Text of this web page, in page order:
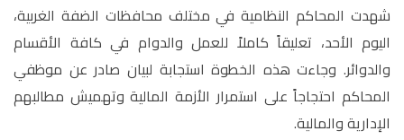
شهدت المحاكم النظامية في مختلف محافظات الضفة الغربية،
اليوم الأحد، تعليقاً كاملاً للعمل والدوام في كافة الأقسام
والدوائر. وجاءت هذه الخطوة استجابة لبيان صادر عن موظفي
المحاكم احتجاجاً على استمرار الأزمة المالية وتهميش مطالبهم
الإدارية والمالية.